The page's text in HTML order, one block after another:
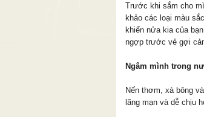
Trước khi sắm cho
khảo các loại màu
khiến nửa kia của
ngợp trước vẻ gợi
Ngâm mình trong
Nến thơm, xà bông
lãng mạn và dễ chịu